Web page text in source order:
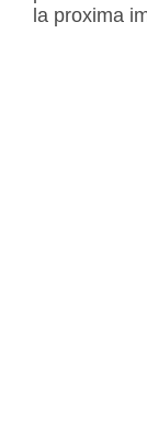
la proxima